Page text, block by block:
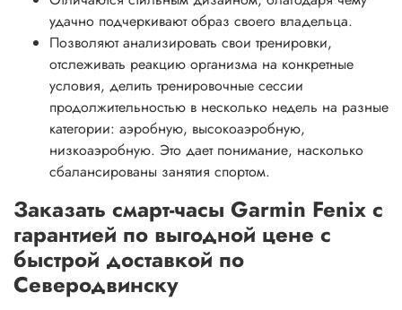
удачно подчеркивают образ своего владельца.
Позволяют анализировать свои тренировки,
отслеживать реакцию организма на конкретные
условия, делить тренировочные сессии
продолжительностью в несколько недель на разные
категории: аэробную, высокоаэробную,
низкоаэробную. Это дает понимание, насколько
сбалансированы занятия спортом.
Заказать смарт-часы Garmin Fenix с
гарантией по выгодной цене с
быстрой доставкой по
Северодвинску